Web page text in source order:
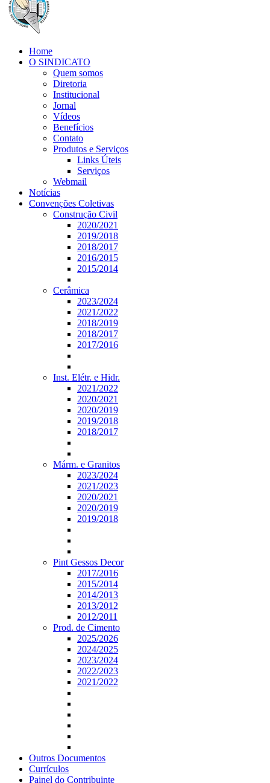
Home
O SINDICATO
Quem somos
Diretoria
Institucional
Jornal
Vídeos
Benefícios
Contato
Produtos e Serviços
Links Úteis
Serviços
Webmail
Notícias
Convenções Coletivas
Construção Civil
2020/2021
2019/2018
2018/2017
2016/2015
2015/2014
Cerâmica
2023/2024
2021/2022
2018/2019
2018/2017
2017/2016
Inst. Elétr. e Hidr.
2021/2022
2020/2021
2020/2019
2019/2018
2018/2017
Márm. e Granitos
2023/2024
2021/2023
2020/2021
2020/2019
2019/2018
Pint Gessos Decor
2017/2016
2015/2014
2014/2013
2013/2012
2012/2011
Prod. de Cimento
2025/2026
2024/2025
2023/2024
2022/2023
2021/2022
Outros Documentos
Currículos
Painel do Contribuinte